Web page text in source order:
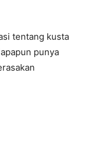
tentang kusta
punya